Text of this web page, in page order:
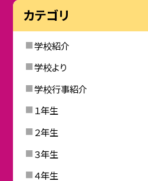
カテゴリ
学校紹介
学校より
学校行事紹介
１年生
２年生
３年生
４年生